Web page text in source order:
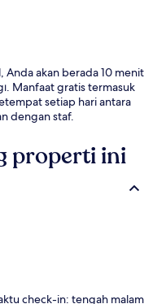
Anda akan berada 10 menit
Manfaat gratis termasuk
setiap hari antara
dengan staf.
properti ini
check-in: tengah malam